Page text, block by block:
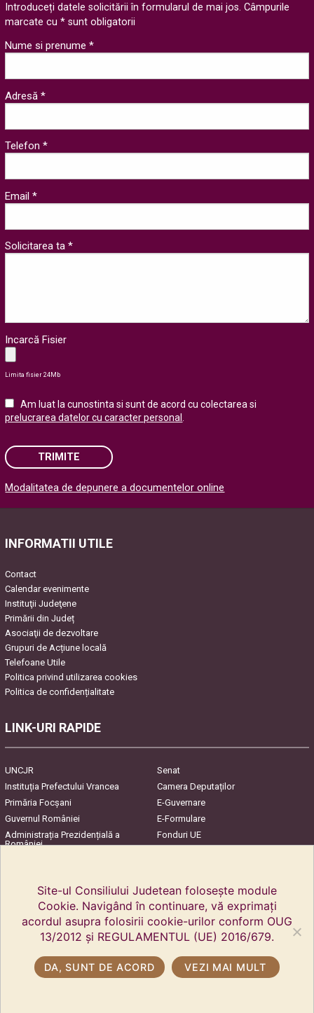
Introduceți datele solicitării în formularul de mai jos. Câmpurile
marcate cu * sunt obligatorii
Nume si prenume *
Adresă *
Telefon *
Email *
Solicitarea ta *
Incarcă Fisier
Limita fisier 24Mb
Am luat la cunostinta si sunt de acord cu colectarea si
prelucrarea datelor cu caracter personal
TRIMITE
Please leave this field empty.
Modalitatea de depunere a documentelor online
INFORMATII UTILE
Contact
Calendar evenimente
Instituţii Judeţene
Primării din Județ
Asociaţii de dezvoltare
Grupuri de Acțiune locală
Telefoane Utile
Politica privind utilizarea cookies
Politica de confidențialitate
LINK-URI RAPIDE
UNCJR
Senat
Instituția Prefectului Vrancea
Camera Deputaților
Primăria Focşani
E-Guvernare
Guvernul României
E-Formulare
Administrația Prezidențială a
României
Fonduri UE
Site-ul Consiliului Judetean folosește module
Cookie. Navigând în continuare, vă exprimați
acordul asupra folosirii cookie-urilor conform OUG
13/2012 și REGULAMENTUL (UE) 2016/679.
DA, SUNT DE ACORD VEZI MAI MULT